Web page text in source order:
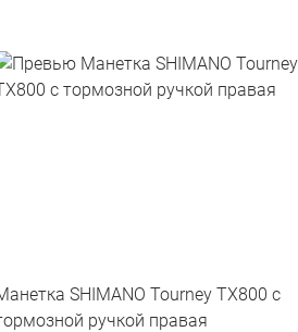
SHIMANO Tourney TX800 с
ручкой правая